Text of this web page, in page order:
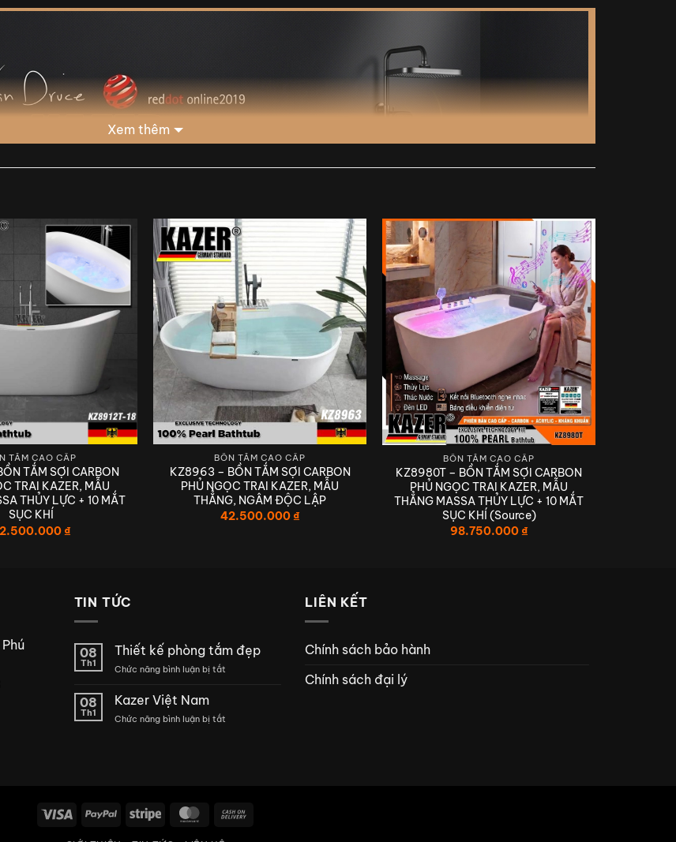
BỊ VỆ SINH KAZER GERMANY
LƯỢNG – CAO CẤP – HIỆN ĐẠI
BỒN TẮM CHÍNH HÃNG KAZER
Xem thêm
TẮM CAO CẤP
TẮM SỢI CARBON
TRAI KAZER, MẪU
THỦY LỰC + 10 MẮT
SỤC KHÍ
₫
BỒN TẮM CAO CẤP
KZ8963 – BỒN TẮM SỢI CARBON
PHỦ NGỌC TRAI KAZER, MẪU
THẲNG, NGÂM ĐỘC LẬP
42.500.000₫
BỒN TẮM CAO CẤP
KZ8980T – BỒN TẮM SỢI CARBON
PHỦ NGỌC TRAI KAZER, MẪU
THẲNG MASSA THỦY LỰC + 10 MẮT
SỤC KHÍ (Source)
98.750.000₫
TIN TỨC
08
Th1
Thiết kế phòng tắm đẹp
Chức năng bình luận bị tắtở
tắm
08
Th1
Kazer Việt Nam
Chức năng bình luận bị tắtở
LIÊN KẾT
Chính sách bảo hành
Chính sách đại lý
Visa PayPal Stripe MasterCard